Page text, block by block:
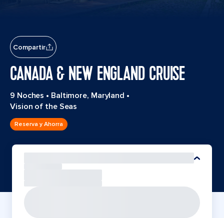
Compartir
CANADA & NEW ENGLAND CRUISE
9 Noches • Baltimore, Maryland •
Vision of the Seas
Reserva y Ahorra